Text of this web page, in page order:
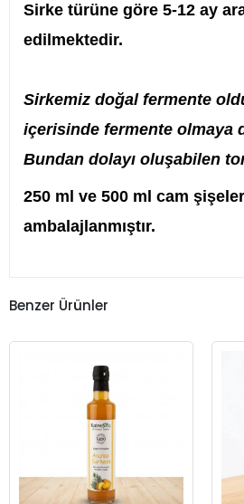
Sirke türüne göre 5-12 ay
edilmektedir.
Sirkemiz doğal fermente
içerisinde fermente olmaya
Bundan dolayı oluşabilen
250 ml ve 500 ml cam
ambalajlanmıştır.
Benzer Ürünler